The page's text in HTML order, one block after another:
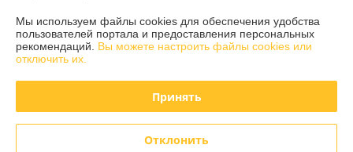
Коврик в багажник Citroen
В наличии
Коврик в багажник Citroen
C5 (2004-2008) (X40)
хэтчбек
В наличии
Мы используем файлы cookies для обеспечения удобства
пользователей портала и предоставления персональных
рекомендаций. Вы можете настроить файлы cookies или
отключить их.
Принять
Отклонить